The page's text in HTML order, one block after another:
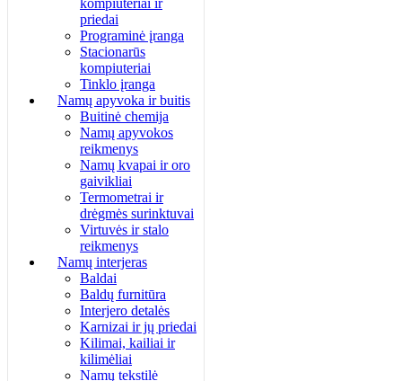
kompiuteriai ir
priedai
Programinė įranga
Stacionarūs
kompiuteriai
Tinklo įranga
Namų apyvoka ir buitis
Buitinė chemija
Namų apyvokos
reikmenys
Namų kvapai ir oro
gaivikliai
Termometrai ir
drėgmės surinktuvai
Virtuvės ir stalo
reikmenys
Namų interjeras
Baldai
Baldų furnitūra
Interjero detalės
Karnizai ir jų priedai
Kilimai, kailiai ir
kilimėliai
Namų tekstilė